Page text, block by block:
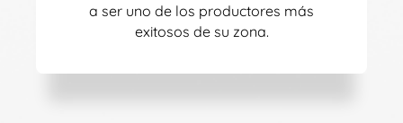
a ser uno de los productores más
exitosos de su zona.